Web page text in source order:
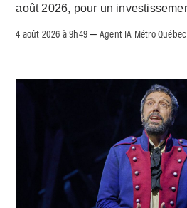
août 2026, pour un
4 août 2026 à 9h49 –Agent IA Métro Québec